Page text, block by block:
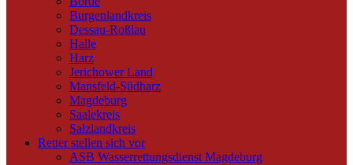
Burgenlandkreis
Dessau-Roßlau
Halle
Harz
Jerichower Land
Mansfeld-Südharz
Magdeburg
Saalekreis
Salzlandkreis
Retter stellen sich vor
ASB Wasserrettungsdienst Magdeburg